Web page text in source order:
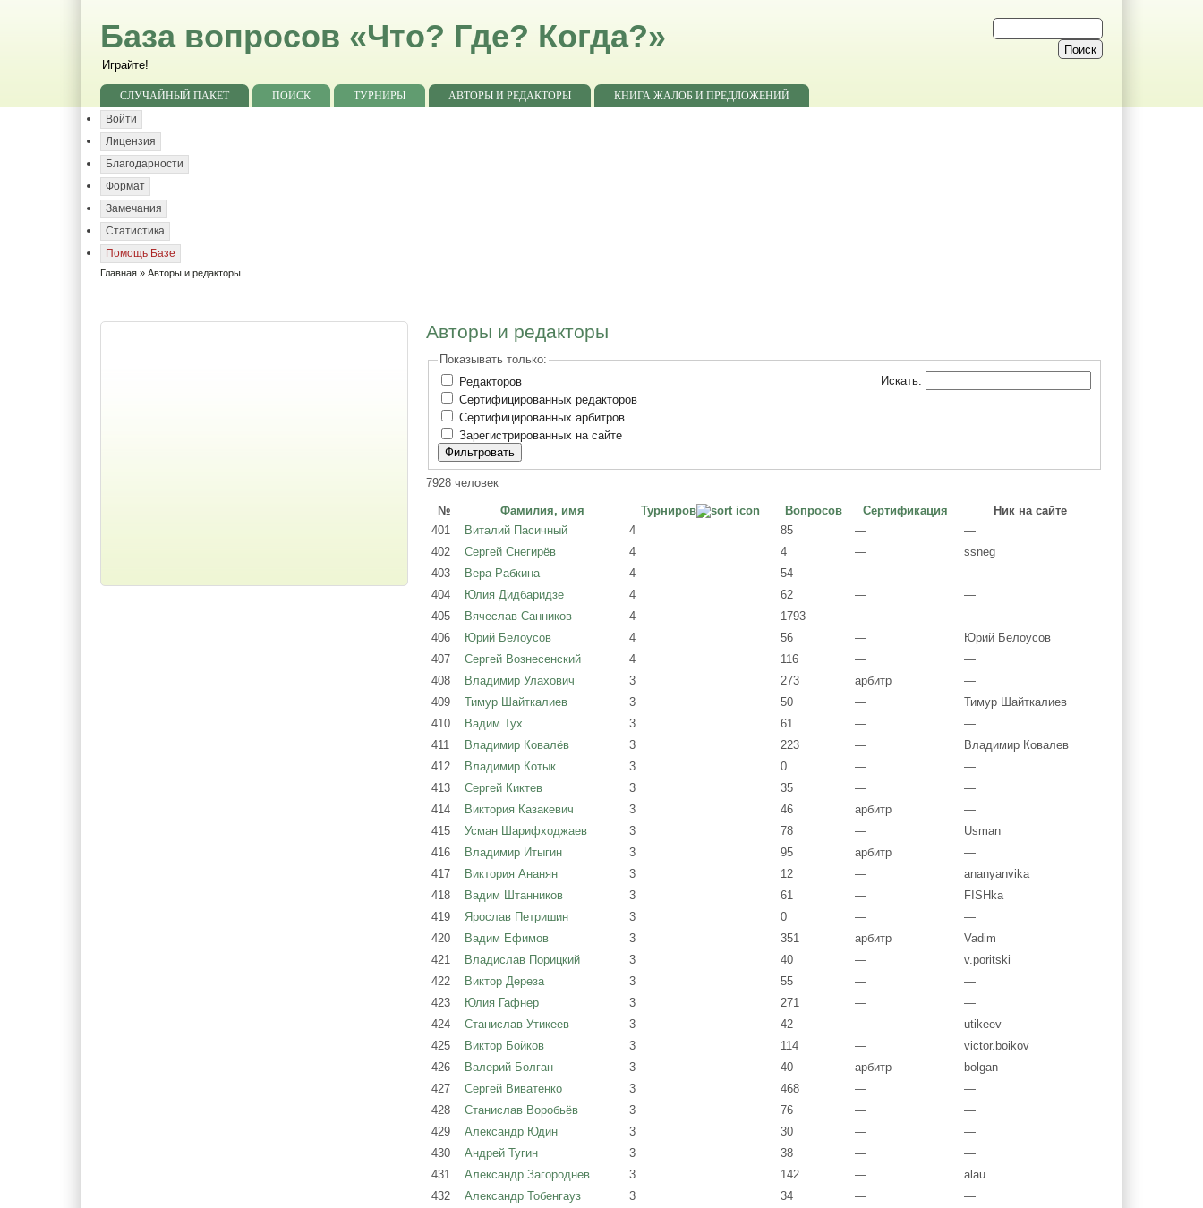
База вопросов «Что? Где? Когда?»
Играйте!
СЛУЧАЙНЫЙ ПАКЕТ ПОИСК ТУРНИРЫ АВТОРЫ И РЕДАКТОРЫ
КНИГА ЖАЛОБ И ПРЕДЛОЖЕНИЙ
Войти
Лицензия
Благодарности
Формат
Замечания
Статистика
Помощь Базе
Главная » Авторы и редакторы
Авторы и редакторы
Показывать только:
Искать:
Редакторов
Сертифицированных редакторов
Сертифицированных арбитров
Зарегистрированных на сайте
7928 человек
№ Фамилия, имя Турниров Вопросов Сертификация
Ник на сайте
401
Виталий Пасичный 4 85 —
—
402
Сергей Снегирёв 4 4 —
ssneg
403
Вера Рабкина 4 54 —
—
404
Юлия Дидбаридзе 4 62 —
—
405
Вячеслав Санников 4 1793 —
—
406
Юрий Белоусов 4 56 —
Юрий Белоусов
407
Сергей Вознесенский 4 116 —
—
408
Владимир Улахович 3 273 арбитр
—
409
Тимур Шайткалиев 3 50 —
Тимур Шайткалиев
410
Вадим Тух 3 61 —
—
411
Владимир Ковалёв 3 223 —
Владимир Ковалев
412
Владимир Котык 3 0 —
—
413
Сергей Киктев 3 35 —
—
414
Виктория Казакевич 3 46 арбитр
—
415
Усман Шарифходжаев 3 78 —
Usman
416
Владимир Итыгин 3 95 арбитр
—
417
Виктория Ананян 3 12 —
ananyanvika
418
Вадим Штанников 3 61 —
FISHka
419
Ярослав Петришин 3 0 —
—
420
Вадим Ефимов 3 351 арбитр
Vadim
421
Владислав Порицкий 3 40 —
v.poritski
422
Виктор Дереза 3 55 —
—
423
Юлия Гафнер 3 271 —
—
424
Станислав Утикеев 3 42 —
utikeev
425
Виктор Бойков 3 114 —
victor.boikov
426
Валерий Болган 3 40 арбитр
bolgan
427
Сергей Виватенко 3 468 —
—
428
Станислав Воробьёв 3 76 —
—
429
Александр Юдин 3 30 —
—
430
Андрей Тугин 3 38 —
—
431
Александр Загороднев 3 142 —
alau
432
Александр Тобенгауз 3 34 —
—